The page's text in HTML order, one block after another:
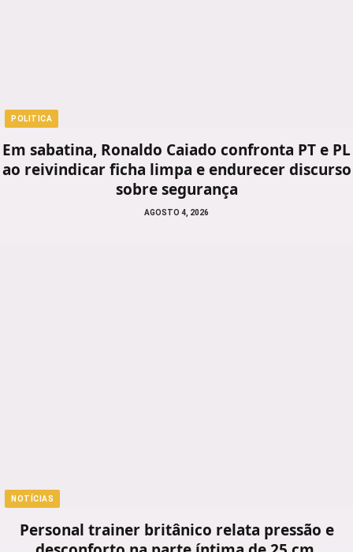
POLITICA
Em sabatina, Ronaldo Caiado confronta PT e PL
ao reivindicar ficha limpa e endurecer discurso
sobre segurança
AGOSTO 4, 2026
NOTÍCIAS
Personal trainer britânico relata pressão e